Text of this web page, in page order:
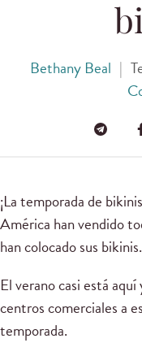
Bethany Beal |
¡La temporada de
América han vendido
han colocado sus bikinis.
El verano casi está
centros comerciales a
temporada.